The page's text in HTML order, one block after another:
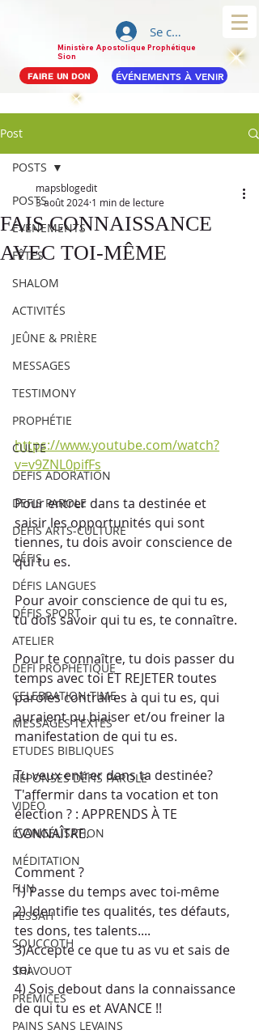
Ministère Apostolique Prophétique
Sion
Se connecter
FAIRE UN DON ÉVÉNEMENTS À VENIR
Post
POSTS
ÉVÉNEMENTS
FÊTES
SHALOM
ACTIVITÉS
JEÛNE & PRIÈRE
MESSAGES
TESTIMONY
PROPHÉTIE
CULTE
DEFIS ADORATION
DEFIS PAROLE
DEFIS ARTS-CULTURE
DÉFIS
DÉFIS LANGUES
DÉFIS SPORT
ATELIER
DÉFI PROPHÉTIQUE
CELEBRATION TIME
MESSAGES TEXTES
ETUDES BIBLIQUES
RÉPONSES DÉFIS PAROLE
VIDÉO
ÉVANGÉLISATION
MÉDITATION
FUN
PESSAH
SOUCCOTH
SHAVOUOT
PRÉMICES
PAINS SANS LEVAINS
POSTS
FAIS CONNAISSANCE
AVEC TOI-MÊME
mapsblogedit
3 août 2024 1 min de lecture
https://www.youtube.com/watch?
v=v9ZNL0pifFs
Pour entrer dans ta destinée et
saisir les opportunités qui sont
tiennes, tu dois avoir conscience de
qui tu es.
Pour avoir conscience de qui tu es,
tu dois savoir qui tu es, te connaître.
Pour te connaître, tu dois passer du
temps avec toi ET REJETER toutes
paroles contraires à qui tu es, qui
auraient pu biaiser et/ou freiner la
manifestation de qui tu es.
Tu veux entrer dans ta destinée?
T'affermir dans ta vocation et ton
élection ? : APPRENDS À TE
CONNAÎTRE.
Comment ?
1) Passe du temps avec toi-même
2) Identifie tes qualités, tes défauts,
tes dons, tes talents....
3)Accepte ce que tu as vu et sais de
toi
4) Sois debout dans la connaissance
de qui tu es et AVANCE !!